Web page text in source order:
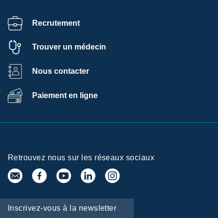
Recrutement
Trouver un médecin
Nous contacter
Paiement en ligne
Retrouvez nous sur les réseaux sociaux
Inscrivez-vous à la newsletter
de